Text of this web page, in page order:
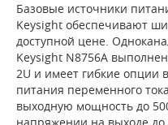
Базовые источники
Keysight обеспечивают
доступной цене.
Keysight N8756A
2U и имеет гибкие опции
питания переменного
выходную мощность до